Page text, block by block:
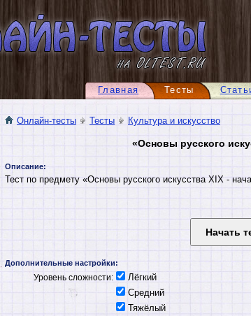
Тесты
Главная
Онлайн-тесты Тесты Культура и искусство
«Основы русского
Описание:
Тест по предмету «Основы русского искусства XIX -
Дополнительные настройки:
Уровень сложности:
Лёгкий
Средний
Тяжёлый